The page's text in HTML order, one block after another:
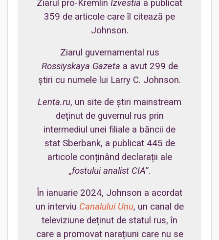
Ziarul pro-Kremlin Izvestia a publicat
359 de articole care îl citează pe
Johnson.
Ziarul guvernamental rus
Rossiyskaya Gazeta a avut 299 de
știri cu numele lui Larry C. Johnson.
Lenta.ru, un site de știri mainstream
deținut de guvernul rus prin
intermediul unei filiale a băncii de
stat Sberbank, a publicat 445 de
articole conținând declarații ale
„fostului analist CIA”.
În ianuarie 2024, Johnson a acordat
un interviu Canalului Unu, un canal de
televiziune deținut de statul rus, în
care a promovat narațiuni care nu se